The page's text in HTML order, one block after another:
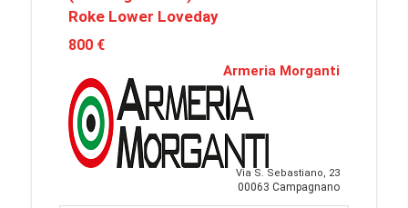
Roke Lower Loveday
800 €
Armeria Morganti
Via S. Sebastiano, 23
00063 Campagnano